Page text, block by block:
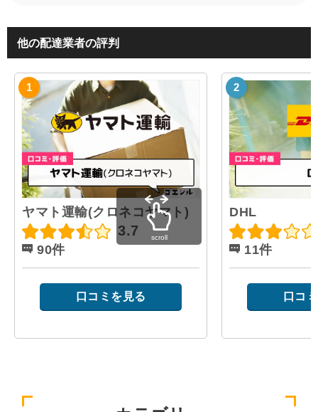
他の配達業者の評判
ヤマト運輸(クロネコヤマト)
3.7
90件
口コミを見る
DHL
11件
口コ
scroll